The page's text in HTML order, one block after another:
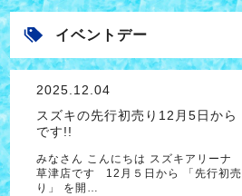
イベントデー
2025.12.04
スズキの先行初売り12月5日から
です!!
みなさん こんにちは スズキアリーナ
草津店です 12月５日から 「先行初売
り」 を開…